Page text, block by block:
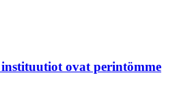
ovat perintömme